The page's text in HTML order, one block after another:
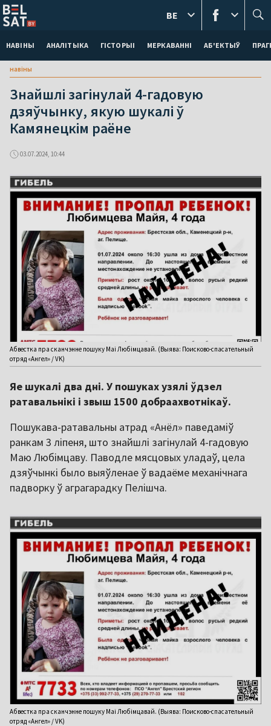
НАВІНЫ АНАЛІТЫКА ГІСТОРЫІ МЕРКАВАННI АБ'ЕКТЫЎ
BE
навіны
Знайшлі загінулай 4-гадовую
дзяўчынку, якую шукалі ў
Камянецкім раёне
03.07.2024, 10:44
Абвестка пра сканчэнне пошуку Маі Любімцавай. (Выява: Поисково-спасательный
отряд «Ангел» / VK)
Яе шукалі два дні. У пошуках узялі ўдзел
ратавальнікі і звыш 1500 добраахвотнікаў.
Пошукава-ратавальны атрад «Анёл» паведаміў
ранкам 3 ліпеня, што знайшлі загінулай 4-гадовую
Маю Любімцаву. Паводле мясцовых уладаў, цела
дзяўчынкі было выяўленае ў вадаёме механічнага
падворку ў аграгарадку Пелішча.
Абвестка пра сканчэнне пошуку Маі Любімцавай. (Выява: Поисково-спасательный
отряд «Ангел» / VK)